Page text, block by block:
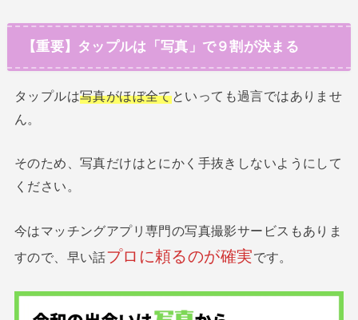
【重要】タップルは「写真」で９割が決まる
タップルは写真がほぼ全てといっても過言ではありませ
ん。
そのため、写真だけはとにかく手抜きしないようにして
ください。
今はマッチングアプリ専門の写真撮影サービスもありま
すので、早い話プロに頼るのが確実です。